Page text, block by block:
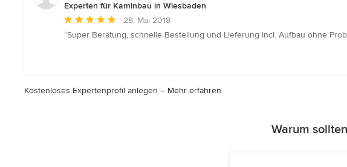
Experten für Kaminbau in Wiesbaden
Durchschnittliche
Bewertung:
28. Mai 2018
“Super Beratung, schnelle Bestellung und Lieferung incl. Aufbau ohne
Kostenloses Expertenprofil anlegen – Mehr erfahren
Warum